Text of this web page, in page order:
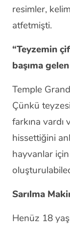
resimler,
atfetmişti.
“Teyzemin
başıma
Temple
Çünkü
farkına vardı
hissettiğini
hayvanlar
Sarılma
Henüz 18